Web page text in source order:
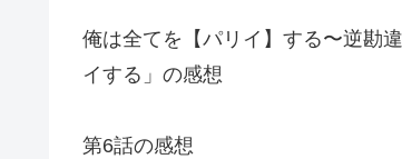
俺は全てを【パリイ】する〜逆勘
イする」の感想
第6話の感想